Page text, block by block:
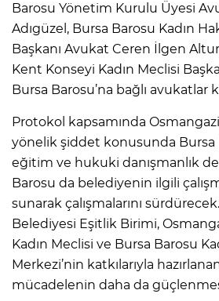
Barosu Yönetim Kurulu Üyesi
Adıgüzel, Bursa Barosu Kadın
Başkanı Avukat Ceren İlgen
Kent Konseyi Kadın Meclisi
Bursa Barosu’na bağlı avukatlar
Protokol kapsamında
yönelik şiddet konusunda Bursa
eğitim ve hukuki danışmanlık
Barosu da belediyenin ilgili
sunarak çalışmalarını
Belediyesi Eşitlik Birimi,
Kadın Meclisi ve Bursa Barosu
Merkezi’nin katkılarıyla
mücadelenin daha da